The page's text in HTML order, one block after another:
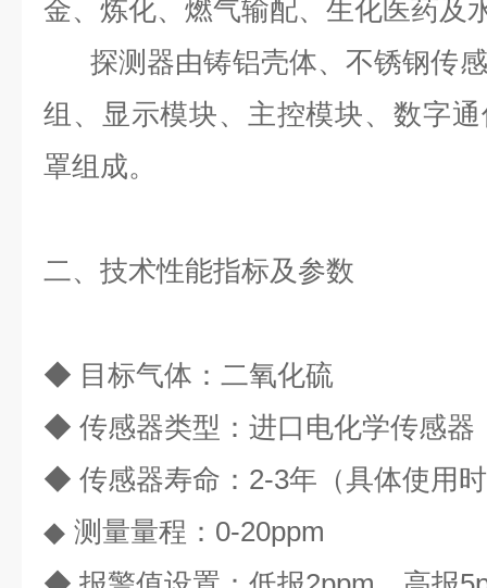
金、炼化、燃气输配、生化医药及
探测器由铸铝壳体、不锈钢传
组、显示模块、主控模块、数字
罩组成。
二、技术性能指标及参数
◆ 目标气体：二氧化硫
◆ 传感器类型：进口电化学传感器
◆ 传感器寿命：2-3年（具体使用
◆ 测量量程： 0-20ppm